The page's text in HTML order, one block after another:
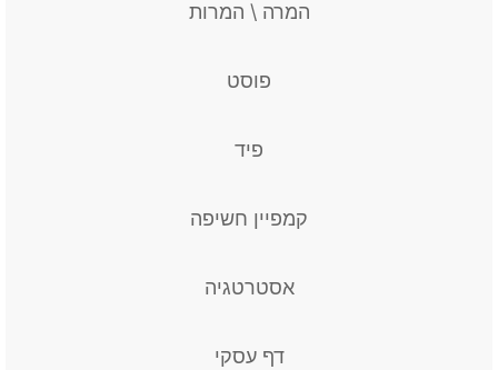
המרה \ המרות
פוסט
פיד
קמפיין חשיפה
אסטרטגיה
דף עסקי